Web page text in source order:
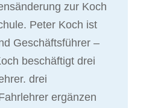
zur Koch
Peter Koch ist
Geschäftsführer –
beschäftigt drei
drei
ergänzen